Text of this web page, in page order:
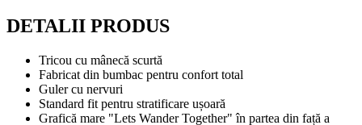
DETALII PRODUS
Tricou cu mânecă scurtă
Fabricat din bumbac pentru confort total
Guler cu nervuri
Standard fit pentru stratificare ușoară
Grafică mare "Lets Wander Together" în partea din față a